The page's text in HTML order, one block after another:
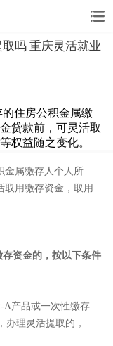
吗 重庆灵活就业
的住房公积金属缴
贷款前，可灵活取
权益随之变化。
属缴存人个人所
取用缴存资金，取用
资金的，按以下条件
产品或一次性缴存
办理灵活提取的，